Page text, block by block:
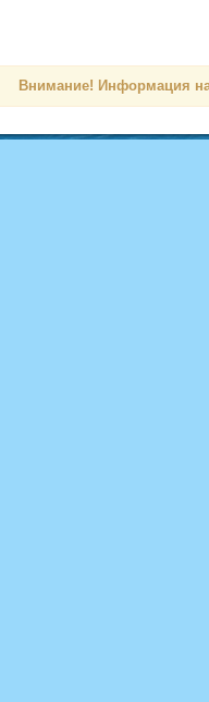
Внимание! Информация на